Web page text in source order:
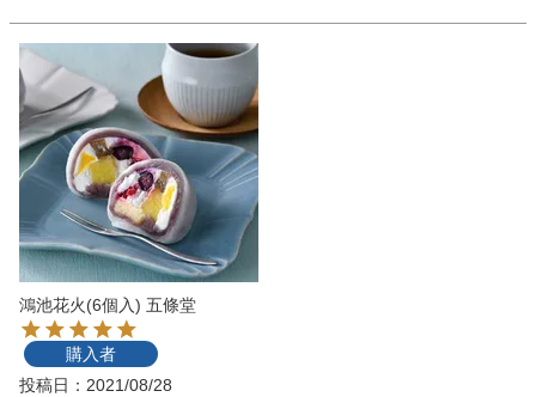
鴻池花火(6個入) 五條堂
購入者
投稿日
2021/08/28